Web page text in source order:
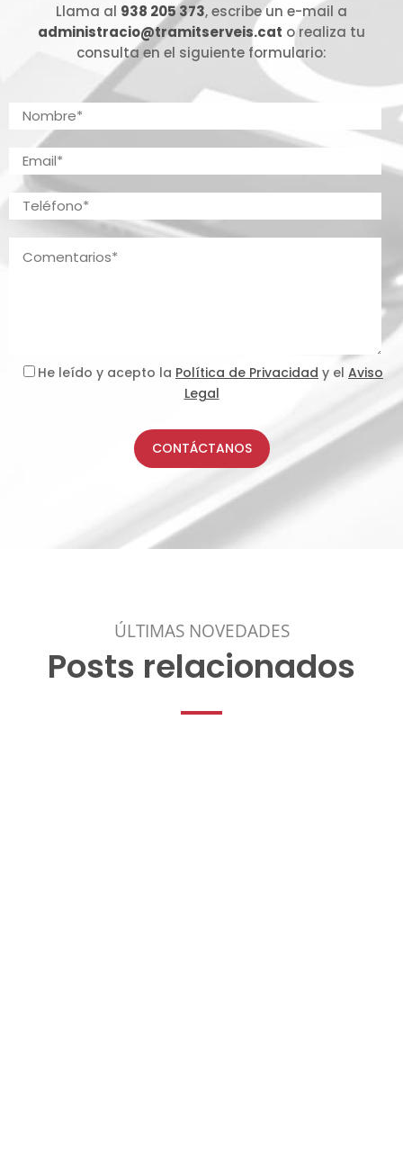
Llama al 938 205 373, escribe un e-mail a
administracio@tramitserveis.cat o realiza tu
consulta en el siguiente formulario:
He leído y acepto la Política de Privacidad y el Aviso
Legal
CONTÁCTANOS
ÚLTIMAS NOVEDADES
Posts relacionados